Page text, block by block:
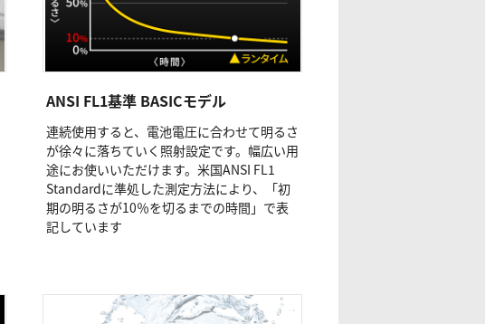
ANSI FL1基準 BASICモデル
連続使用すると、電池電圧に合わせて明るさ
が徐々に落ちていく照射設定です。幅広い用
途にお使いいただけます。米国ANSI FL1
Standardに準処した測定方法により、「初
期の明るさが10％を切るまでの時間」で表
記しています